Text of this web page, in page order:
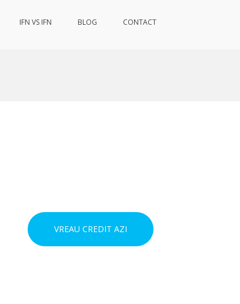
IFN VS IFN BLOG CONTACT
VREAU CREDIT AZI